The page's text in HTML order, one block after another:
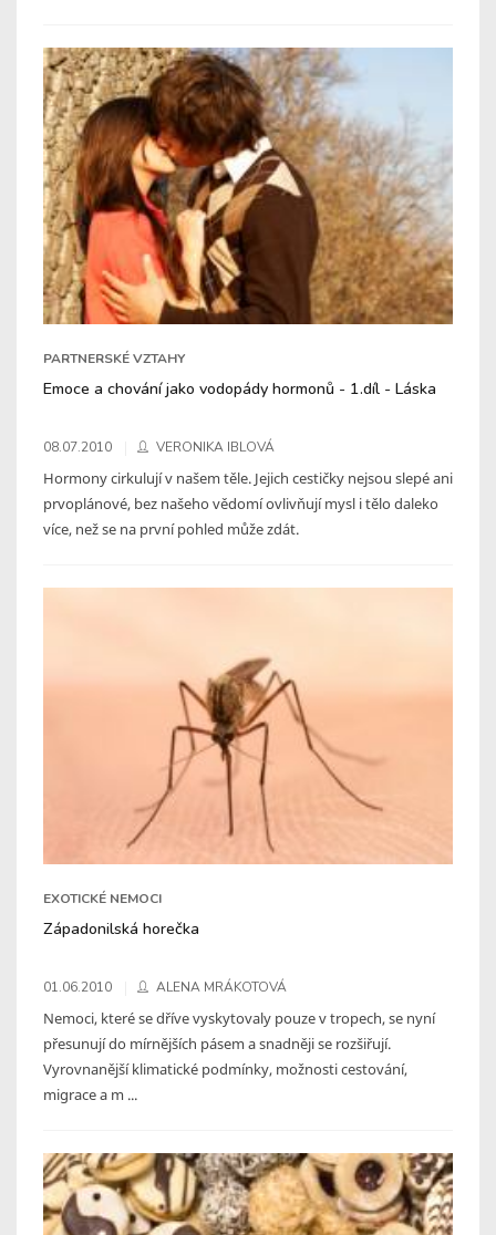
PARTNERSKÉ VZTAHY
Emoce a chování jako vodopády hormonů - 1.díl - Láska
08.07.2010 VERONIKA IBLOVÁ
Hormony cirkulují v našem těle. Jejich cestičky nejsou slepé ani
prvoplánové, bez našeho vědomí ovlivňují mysl i tělo daleko
více, než se na první pohled může zdát.
EXOTICKÉ NEMOCI
Západonilská horečka
01.06.2010 ALENA MRÁKOTOVÁ
Nemoci, které se dříve vyskytovaly pouze v tropech, se nyní
přesunují do mírnějších pásem a snadněji se rozšiřují.
Vyrovnanější klimatické podmínky, možnosti cestování,
migrace a m ...